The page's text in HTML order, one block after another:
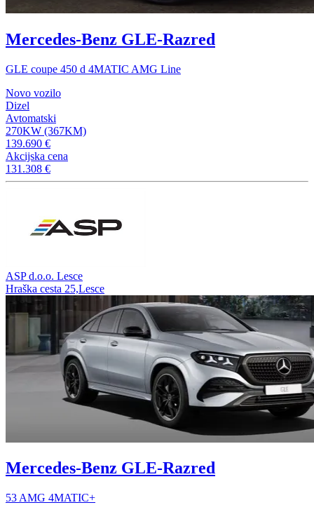
Mercedes-Benz GLE-Razred
GLE coupe 450 d 4MATIC AMG Line
Novo vozilo
Dizel
Avtomatski
270KW (367KM)
139.690 €
Akcijska cena
131.308 €
ASP d.o.o. Lesce
Hraška cesta 25,Lesce
Mercedes-Benz GLE-Razred
53 AMG 4MATIC+